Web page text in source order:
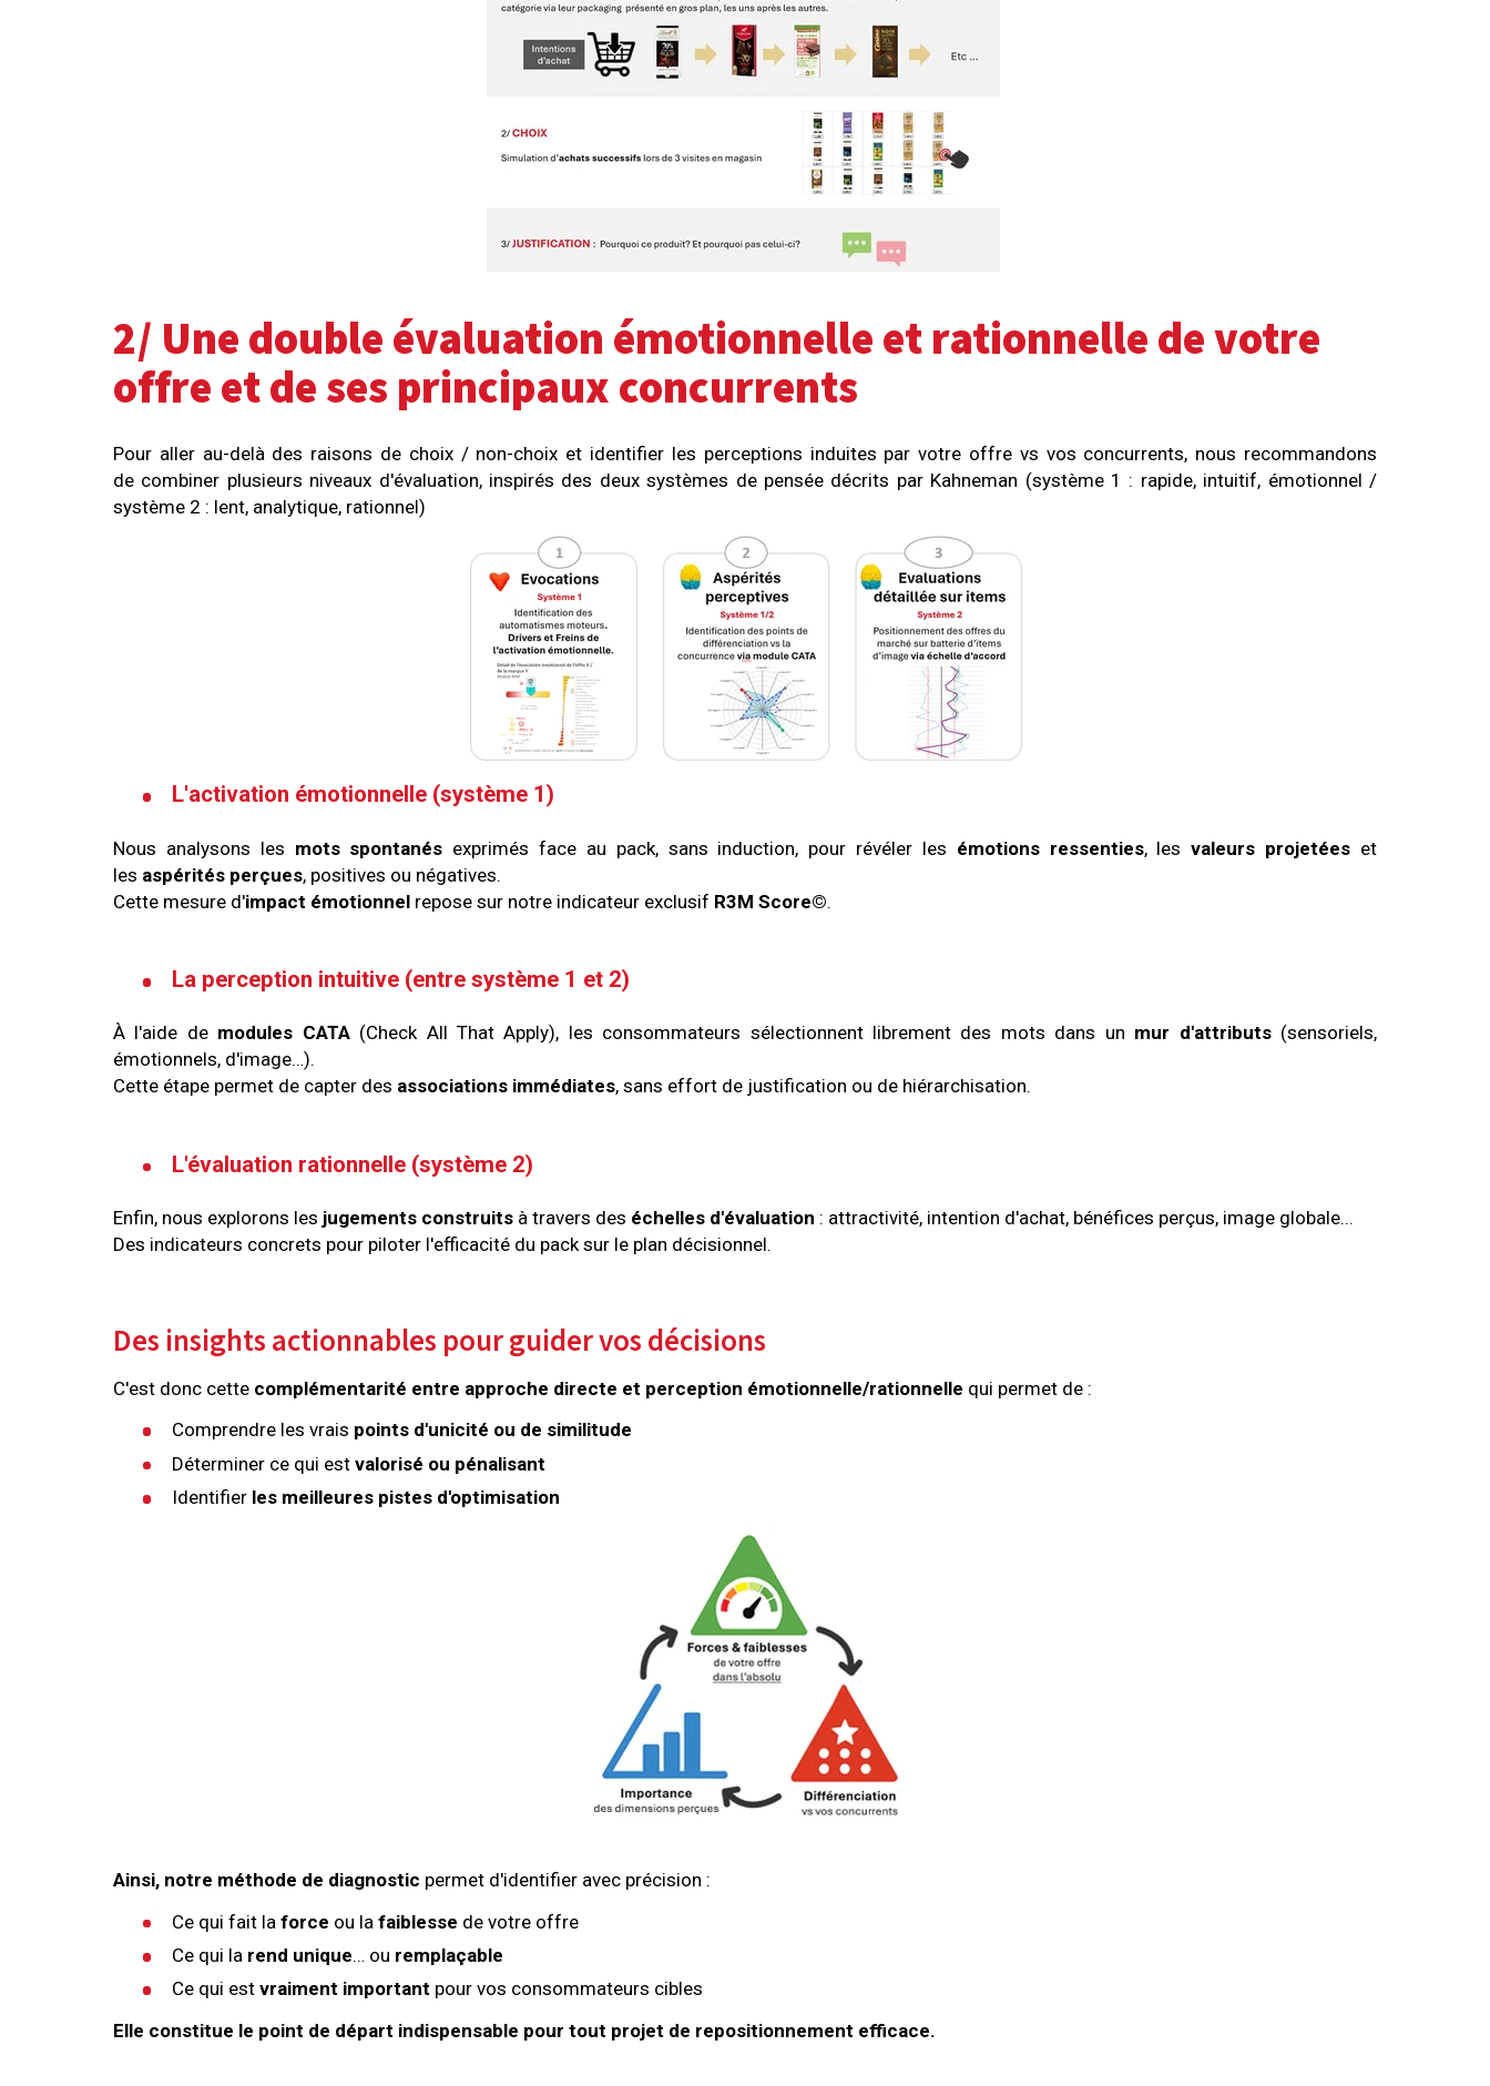
2/ Une double évaluation émotionnelle et rationnelle de votre
offre et de ses principaux concurrents
Pour aller au-delà des raisons de choix / non-choix et identifier les perceptions induites par votre offre vs vos concurrents, nous recommandons
de combiner plusieurs niveaux d'évaluation, inspirés des deux systèmes de pensée décrits par Kahneman (système 1 : rapide, intuitif, émotionnel /
système 2 : lent, analytique, rationnel)
L'activation émotionnelle (système 1)
Nous analysons les mots spontanés exprimés face au pack, sans induction, pour révéler les émotions ressenties, lesvaleurs projetées et
les aspérités perçues, positives ou négatives.
Cette mesure d'impact émotionnel repose sur notre indicateur exclusif R3M Score©.
La perception intuitive (entre système 1 et 2)
À l'aide de modules CATA(Check All That Apply), les consommateurs sélectionnent librement des mots dans un mur d'attributs(sensoriels,
émotionnels, d'image…).
Cette étape permet de capter des associations immédiates, sans effort de justification ou de hiérarchisation.
L'évaluation rationnelle (système 2)
Enfin, nous explorons les jugements construits à travers des échelles d'évaluation : attractivité, intention d'achat, bénéfices perçus, image globale...
Des indicateurs concrets pour piloter l'efficacité du pack sur le plan décisionnel.
Des insights actionnables pour guider vos décisions
C'est donc cette complémentarité entre approche directe et perception émotionnelle/rationnelle qui permet de :
Comprendre les vrais points d'unicité ou de similitude
Déterminer ce qui estvalorisé ou pénalisant
Identifier les meilleures pistes d'optimisation
Ainsi, notre méthode de diagnostic permet d'identifier avec précision :
Ce qui fait laforce ou lafaiblesse de votre offre
Ce qui la rend unique… ou remplaçable
Ce qui estvraiment important pour vos consommateurs cibles
Elle constitue le point de départ indispensable pour tout projet de repositionnement efficace.